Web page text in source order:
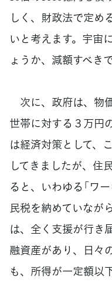
しく、財政法で定め
いと考えます。宇宙
ょうか、減額すべきで
次に、政府は、物
世帯に対する３万円
は経済対策として、
してきましたが、住
ると、いわゆる「ワ
民税を納めていなが
は、全く支援が行き
融資産があり、日々
も、所得が一定額以